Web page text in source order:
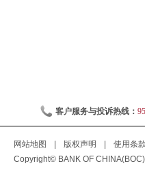
客户服务与投诉热线：
网站地图 版权声明 使用条款
Copyright© BANK OF